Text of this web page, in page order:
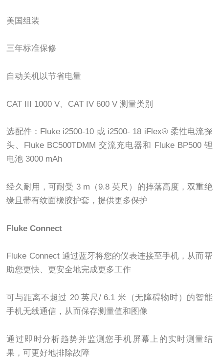
美国组装
三年标准保修
自动关机以节省电量
CAT III 1000 V、CAT IV 600 V 测量类别
选配件：Fluke i2500-10 或 i2500- 18 iFlex® 柔性电流探
头、Fluke BC500TDMM 交流充电器和 Fluke BP500 锂
电池 3000 mAh
经久耐用，可耐受 3 m（9.8 英尺）的摔落高度，双重绝
缘且带有纹面橡胶护套，提供更多保护
Fluke Connect
Fluke Connect 通过蓝牙将您的仪表连接至手机，从而帮
助您更快、更安全地完成更多工作
可与距离不超过 20 英尺/ 6.1 米（无障碍物时）的智能
手机无线通信，从而保存测量值和图像
通过即时分析趋势并监测您手机屏幕上的实时测量结
果，可更好地排除故障